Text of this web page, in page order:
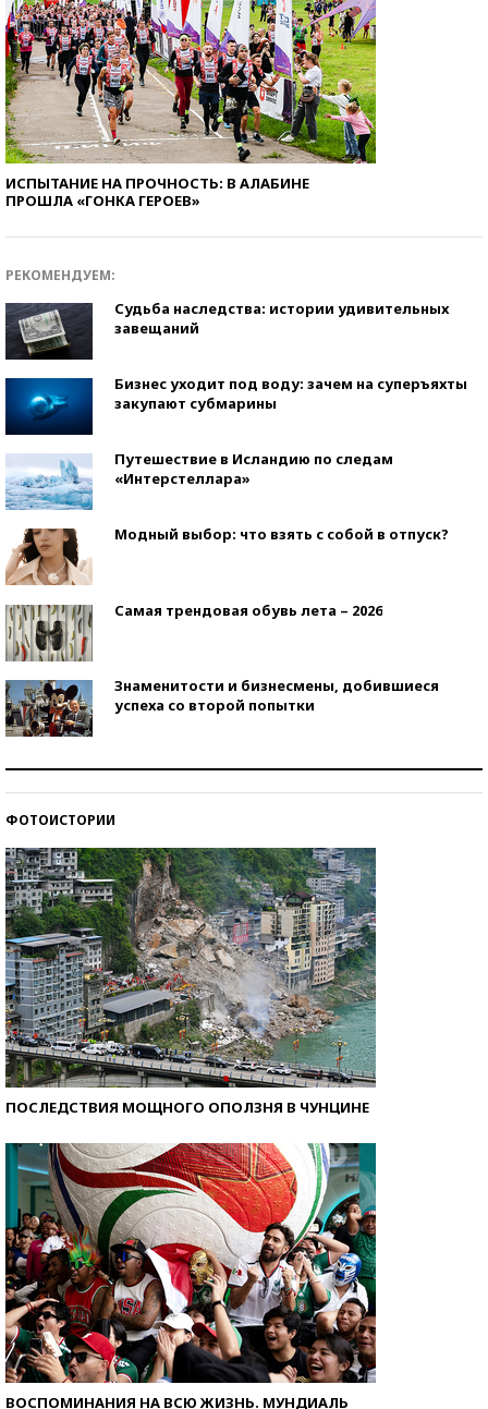
ИСПЫТАНИЕ НА ПРОЧНОСТЬ: В АЛАБИНЕ
ПРОШЛА «ГОНКА ГЕРОЕВ»
РЕКОМЕНДУЕМ:
Судьба наследства: истории удивительных
завещаний
Бизнес уходит под воду: зачем на суперъяхты
закупают субмарины
Путешествие в Исландию по следам
«Интерстеллара»
Модный выбор: что взять с собой в отпуск?
Самая трендовая обувь лета – 2026
Знаменитости и бизнесмены, добившиеся
успеха со второй попытки
ФОТОИСТОРИИ
ПОСЛЕДСТВИЯ МОЩНОГО ОПОЛЗНЯ В ЧУНЦИНЕ
ВОСПОМИНАНИЯ НА ВСЮ ЖИЗНЬ. МУНДИАЛЬ